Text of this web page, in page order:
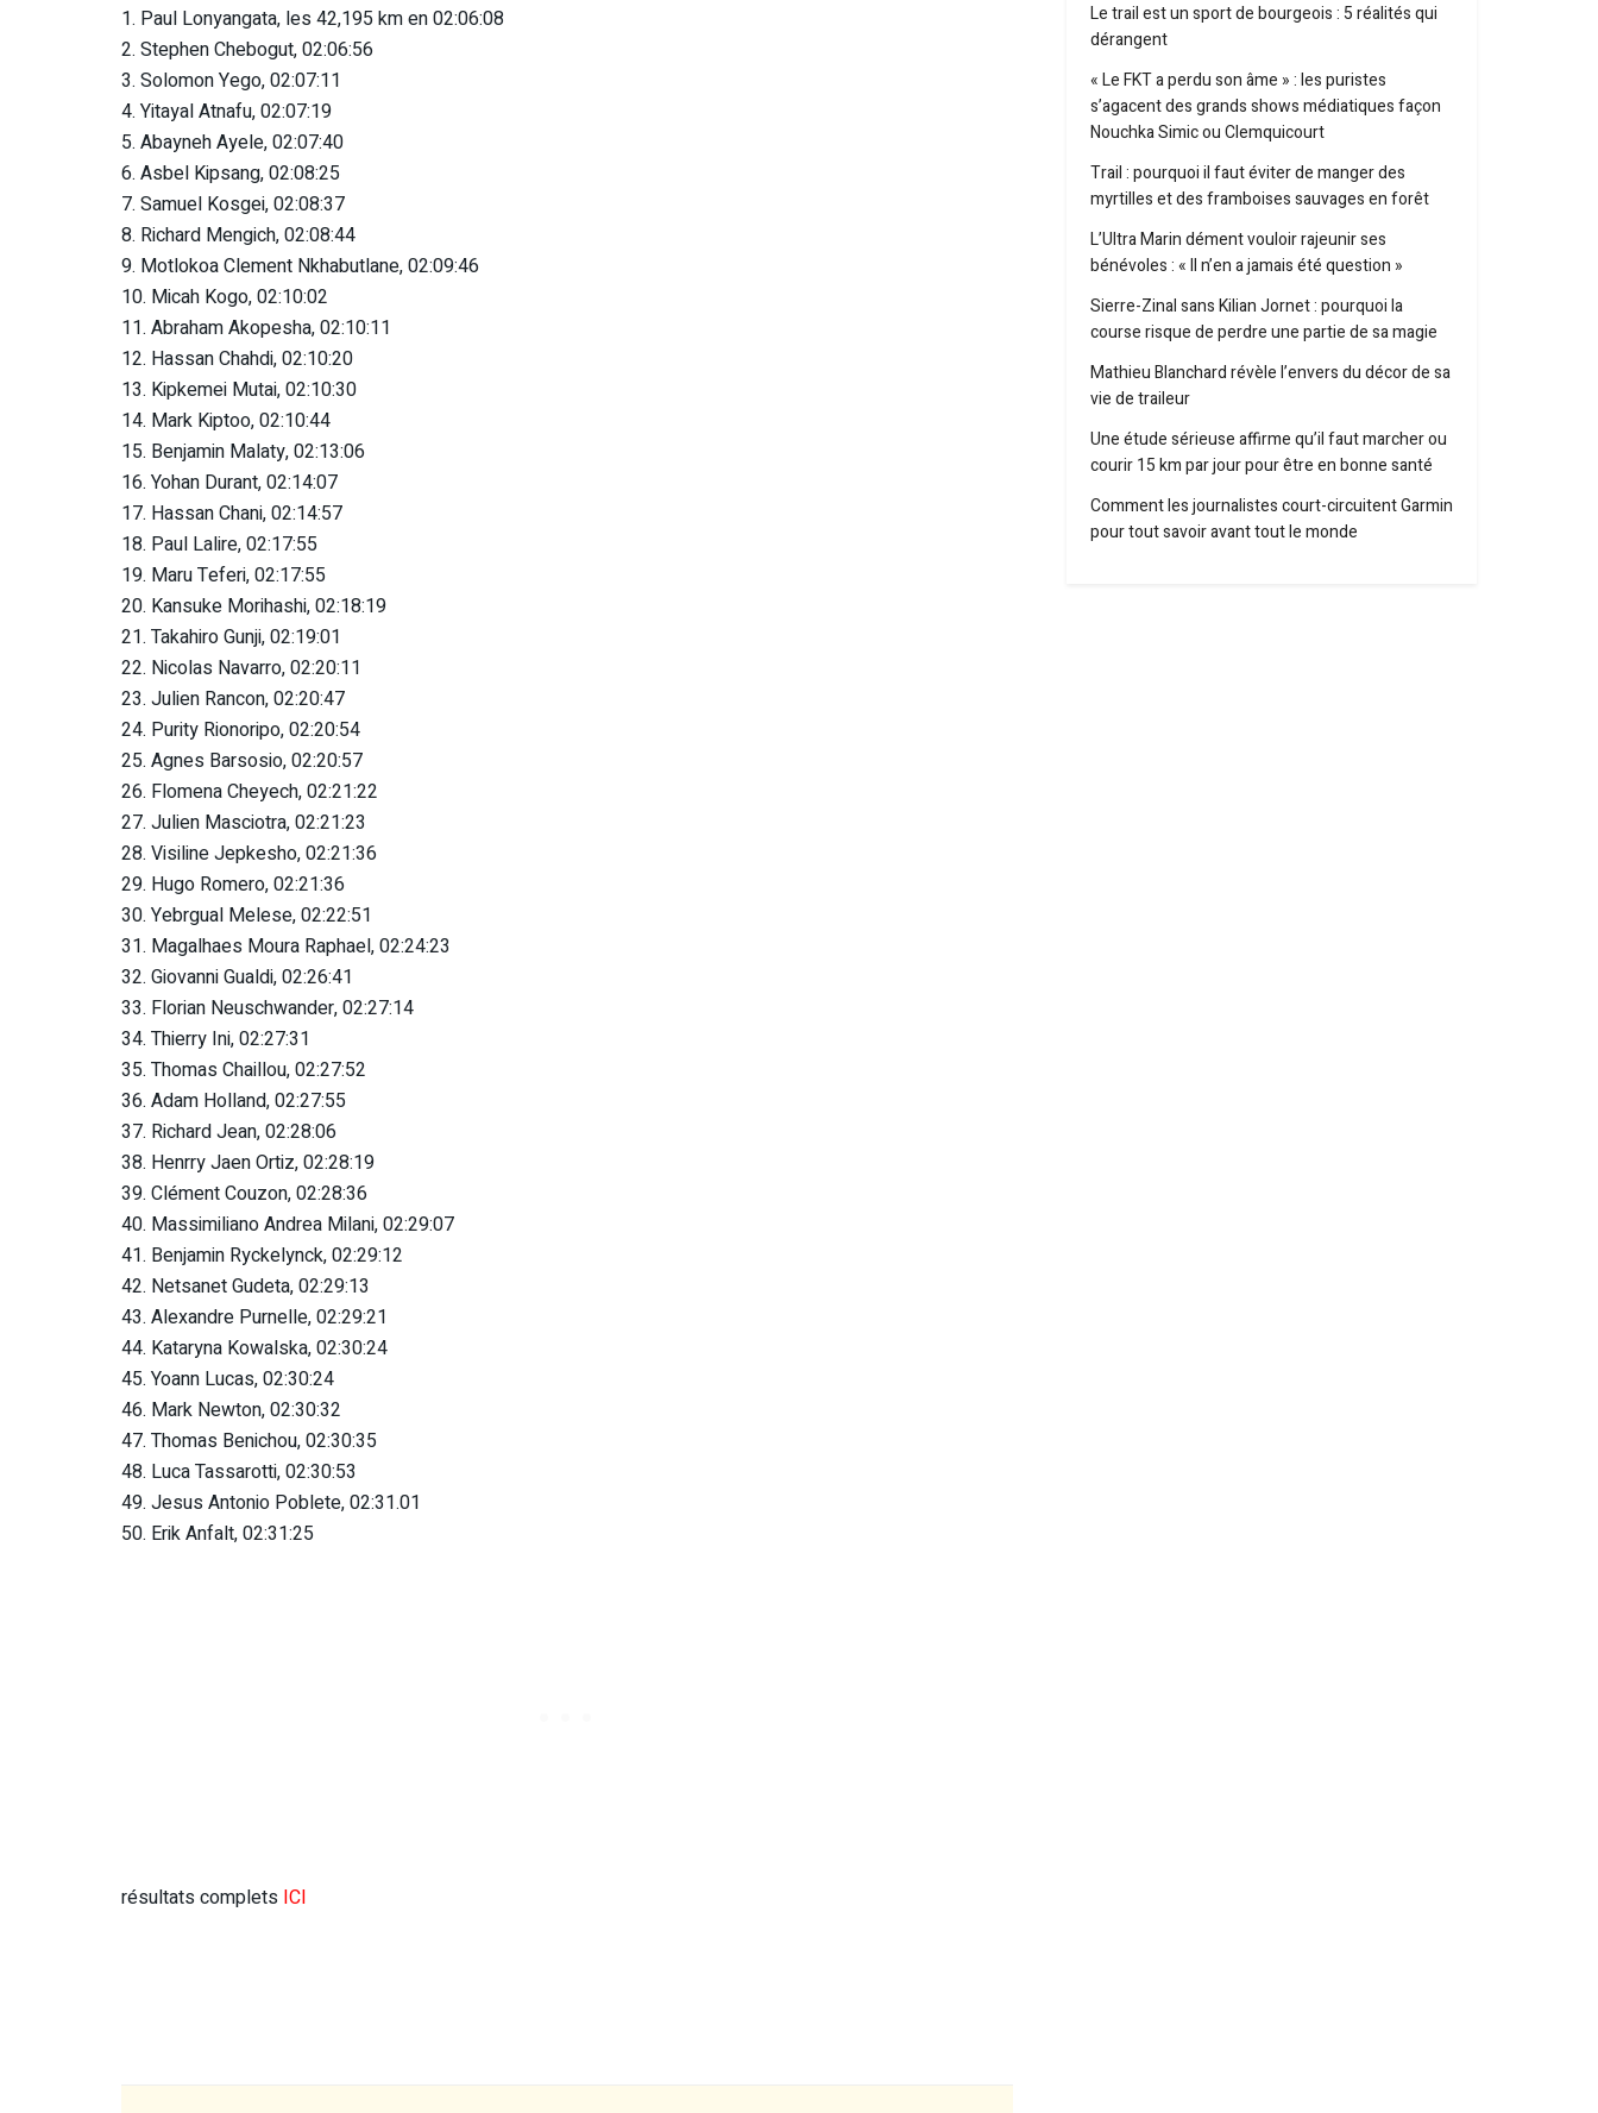
1. Paul Lonyangata, les 42,195 km en 02:06:08
2. Stephen Chebogut, 02:06:56
3. Solomon Yego, 02:07:11
4. Yitayal Atnafu, 02:07:19
5. Abayneh Ayele, 02:07:40
6. Asbel Kipsang, 02:08:25
7. Samuel Kosgei, 02:08:37
8. Richard Mengich, 02:08:44
9. Motlokoa Clement Nkhabutlane, 02:09:46
10. Micah Kogo, 02:10:02
11. Abraham Akopesha, 02:10:11
12. Hassan Chahdi, 02:10:20
13. Kipkemei Mutai, 02:10:30
14. Mark Kiptoo, 02:10:44
15. Benjamin Malaty, 02:13:06
16. Yohan Durant, 02:14:07
17. Hassan Chani, 02:14:57
18. Paul Lalire, 02:17:55
19. Maru Teferi, 02:17:55
20. Kansuke Morihashi, 02:18:19
21. Takahiro Gunji, 02:19:01
22. Nicolas Navarro, 02:20:11
23. Julien Rancon, 02:20:47
24. Purity Rionoripo, 02:20:54
25. Agnes Barsosio, 02:20:57
26. Flomena Cheyech, 02:21:22
27. Julien Masciotra, 02:21:23
28. Visiline Jepkesho, 02:21:36
29. Hugo Romero, 02:21:36
30. Yebrgual Melese, 02:22:51
31. Magalhaes Moura Raphael, 02:24:23
32. Giovanni Gualdi, 02:26:41
33. Florian Neuschwander, 02:27:14
34. Thierry Ini, 02:27:31
35. Thomas Chaillou, 02:27:52
36. Adam Holland, 02:27:55
37. Richard Jean, 02:28:06
38. Henrry Jaen Ortiz, 02:28:19
39. Clément Couzon, 02:28:36
40. Massimiliano Andrea Milani, 02:29:07
41. Benjamin Ryckelynck, 02:29:12
42. Netsanet Gudeta, 02:29:13
43. Alexandre Purnelle, 02:29:21
44. Kataryna Kowalska, 02:30:24
45. Yoann Lucas, 02:30:24
46. Mark Newton, 02:30:32
47. Thomas Benichou, 02:30:35
48. Luca Tassarotti, 02:30:53
49. Jesus Antonio Poblete, 02:31.01
50. Erik Anfalt, 02:31:25
résultats complets ICI
Le trail est un sport de bourgeois : 5 réalités qui
dérangent
« Le FKT a perdu son âme » : les puristes
s’agacent des grands shows médiatiques façon
Nouchka Simic ou Clemquicourt
Trail : pourquoi il faut éviter de manger des
myrtilles et des framboises sauvages en forêt
L’Ultra Marin dément vouloir rajeunir ses
bénévoles : « Il n’en a jamais été question »
Sierre-Zinal sans Kilian Jornet : pourquoi la
course risque de perdre une partie de sa magie
Mathieu Blanchard révèle l’envers du décor de sa
vie de traileur
Une étude sérieuse affirme qu’il faut marcher ou
courir 15 km par jour pour être en bonne santé
Comment les journalistes court-circuitent Garmin
pour tout savoir avant tout le monde